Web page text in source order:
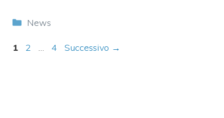
Categorie
News
Pagina
1 Pagina
2 … Pagina
4 Successivo →